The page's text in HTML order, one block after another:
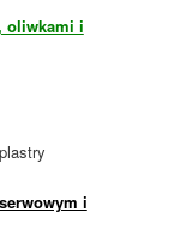
oliwkami i
i